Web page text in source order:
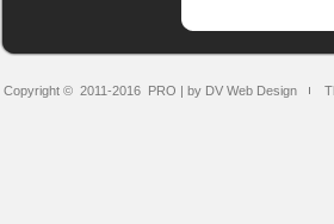
Copyright © 2011-2016 PRO | by DV Web Design